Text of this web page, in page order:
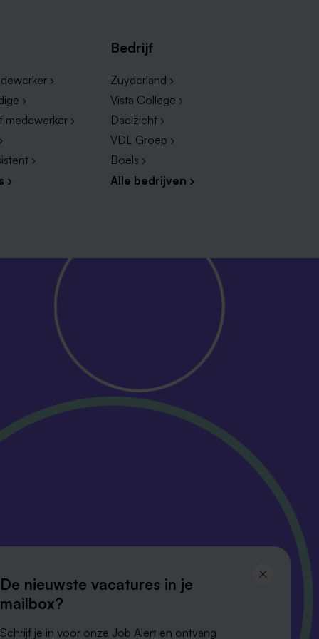
›
›
medewerker ›
›
›
Bedrijf
Zuyderland ›
Vista College ›
Daelzicht ›
VDL Groep ›
Boels ›
Alle bedrijven ›
blijf op de hoogte
De nieuwste vacatures in je
mailbox?
Schrijf je in voor onze Job Alert en ontvang